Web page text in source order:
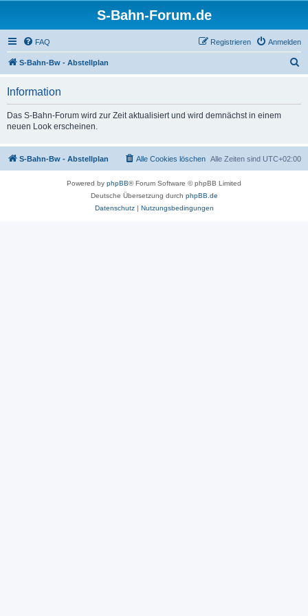
S-Bahn-Forum.de
FAQ Anmelden
Registrieren
S-Bahn-Bw - Abstellplan
Information
Das S-Bahn-Forum wird zur Zeit aktualisiert und wird demnächst in einem
neuen Look erscheinen.
S-Bahn-Bw - Abstellplan Alle Zeiten sind UTC+02:00
Alle Cookies löschen
Powered by phpBB® Forum Software © phpBB Limited
Deutsche Übersetzung durch phpBB.de
Datenschutz| Nutzungsbedingungen